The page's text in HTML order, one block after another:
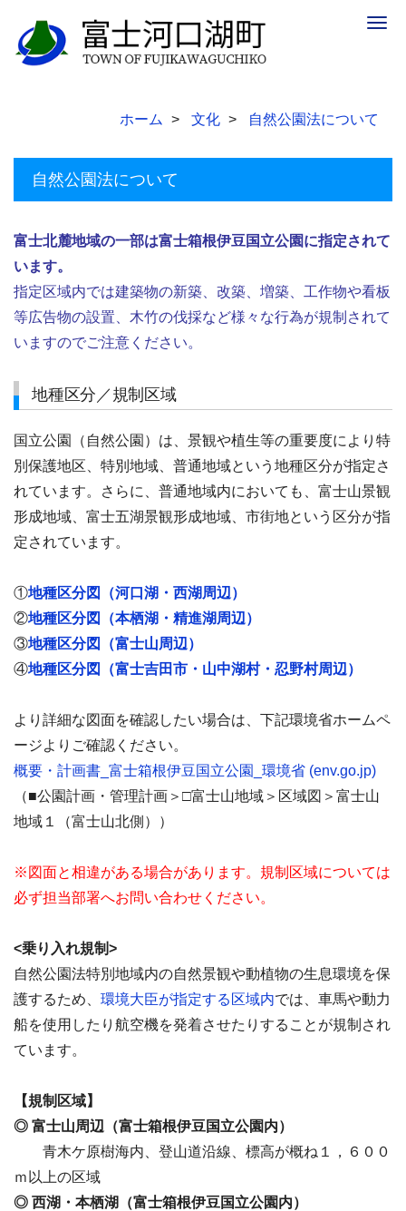
ホーム 文化 自然公園法について
自然公園法について
富士北麓地域の一部は富士箱根伊豆国立公園に指定されて
います。
指定区域内では建築物の新築、改築、増築、工作物や看板
等広告物の設置、木竹の伐採など様々な行為が規制されて
いますのでご注意ください。
地種区分／規制区域
国立公園（自然公園）は、景観や植生等の重要度により特
別保護地区、特別地域、普通地域という地種区分が指定さ
れています。さらに、普通地域内においても、富士山景観
形成地域、富士五湖景観形成地域、市街地という区分が指
定されています。
①地種区分図（河口湖・西湖周辺）
②地種区分図（本栖湖・精進湖周辺）
③地種区分図（富士山周辺）
④地種区分図（富士吉田市・山中湖村・忍野村周辺）
より詳細な図面を確認したい場合は、下記環境省ホームペ
ージよりご確認ください。
概要・計画書_富士箱根伊豆国立公園_環境省 (env.go.jp)
（■公園計画・管理計画＞□富士山地域＞区域図＞富士山
地域１（富士山北側））
※図面と相違がある場合があります。規制区域については
必ず担当部署へお問い合わせください。
<乗り入れ規制>
自然公園法特別地域内の自然景観や動植物の生息環境を保
護するため、 環境大臣が指定する区域内では、車馬や動力
船を使用したり航空機を発着させたりすることが規制され
ています。
【規制区域】
◎ 富士山周辺（富士箱根伊豆国立公園内）
青木ケ原樹海内、登山道沿線、標高が概ね１，６００
ｍ以上の区域
◎ 西湖・本栖湖（富士箱根伊豆国立公園内）